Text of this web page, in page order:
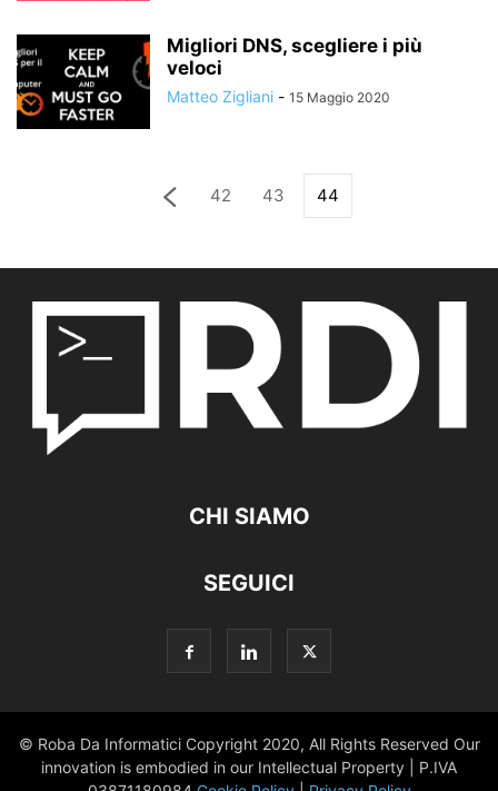
Migliori DNS, scegliere i più
veloci
Matteo Zigliani - 15 Maggio 2020
42 43 44
CHI SIAMO
SEGUICI
© Roba Da Informatici Copyright 2020, All Rights Reserved Our
innovation is embodied in our Intellectual Property | P.IVA